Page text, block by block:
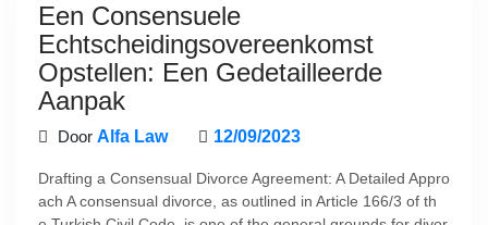
Een Consensuele
Echtscheidingsovereenkomst
Opstellen: Een Gedetailleerde
Aanpak
Door Alfa Law 12/09/2023
Drafting a Consensual Divorce Agreement: A Detailed Appro
ach A consensual divorce, as outlined in Article 166/3 of th